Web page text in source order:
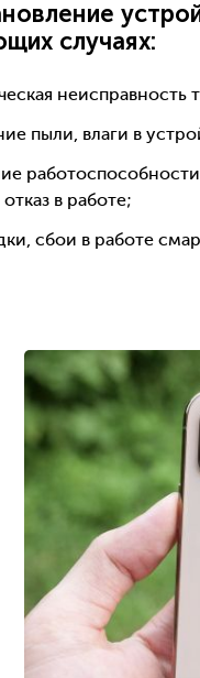
случаях:
неисправность
пыли, влаги в
работоспособности
в работе;
сбои в работе